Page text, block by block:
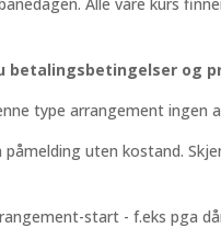
betalingsbetingelser og
type arrangement
uten kostand.
start - f.eks pga